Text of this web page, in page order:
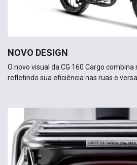
NOVO DESIGN
O novo visual da CG 160 Cargo
refletindo sua eficiência nas ruas e